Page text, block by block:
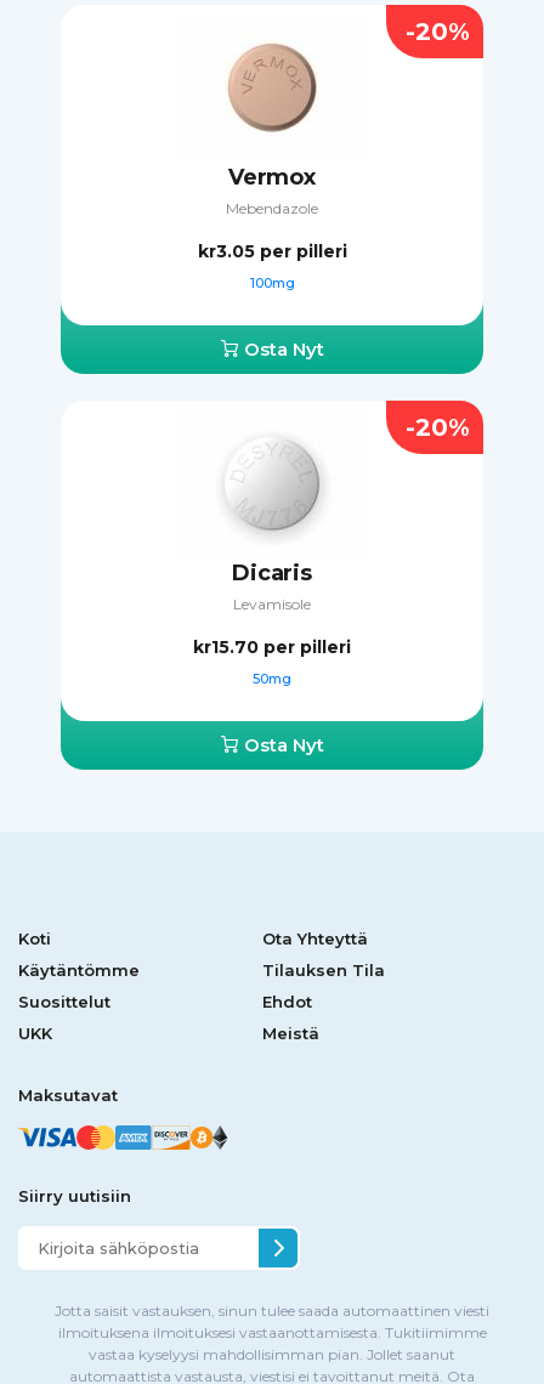
Vermox
Mebendazole
kr3.05 per pilleri
100mg
Osta Nyt
-20%
Dicaris
Levamisole
kr15.70 per pilleri
50mg
Osta Nyt
-20%
Koti
Ota Yhteyttä
Käytäntömme
Tilauksen Tila
Suosittelut
Ehdot
UKK
Meistä
Maksutavat
Siirry uutisiin
Jotta saisit vastauksen, sinun tulee saada automaattinen viesti
ilmoituksena ilmoituksesi vastaanottamisesta. Tukitiimimme
vastaa kyselyysi mahdollisimman pian. Jollet saanut
automaattista vastausta, viestisi ei tavoittanut meitä. Ota